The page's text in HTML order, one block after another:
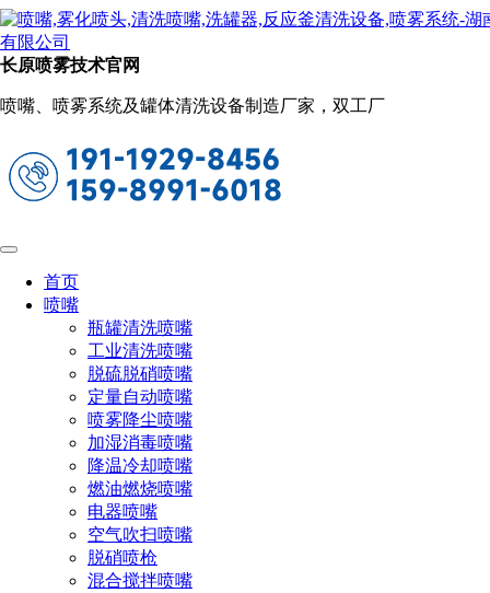
长原喷雾技术官网
喷嘴、喷雾系统及罐体清洗设备制造厂家，双工厂
首页
喷嘴
瓶罐清洗喷嘴
工业清洗喷嘴
脱硫脱硝喷嘴
定量自动喷嘴
喷雾降尘喷嘴
加湿消毒喷嘴
降温冷却喷嘴
燃油燃烧喷嘴
电器喷嘴
空气吹扫喷嘴
脱硝喷枪
混合搅拌喷嘴
新闻动态
当前位置：
低压精细雾化喷嘴有哪些喷嘴
2022-09-21 17:37:31 阅读量：1089
低压精细雾化喷嘴包括FD精细雾化防滴漏喷嘴，FE塑胶
精细雾化喷嘴和AAZ精细雾化喷嘴三种，低压加湿精细雾化
雾角度从45-90度,雾化颗粒大小为10-50微米左右.低压加湿精
细雾化喷嘴内部有不锈钢喷嘴蕊和导流叶片,装置有一个防滴
漏装置,在20kg-120kg的水压下,液体高速流动在导流叶片中形
成离心旋涡喷出非常细小的雾化颗粒。
低压精细雾化喷嘴的规格：
喷嘴材质：黄铜,304/316不锈钢主体,喷头镶陶瓷片,不锈钢
片，红宝石片喷嘴结构：多件组合,内含防滴漏装置
喷雾形状：产生精细雾化效果